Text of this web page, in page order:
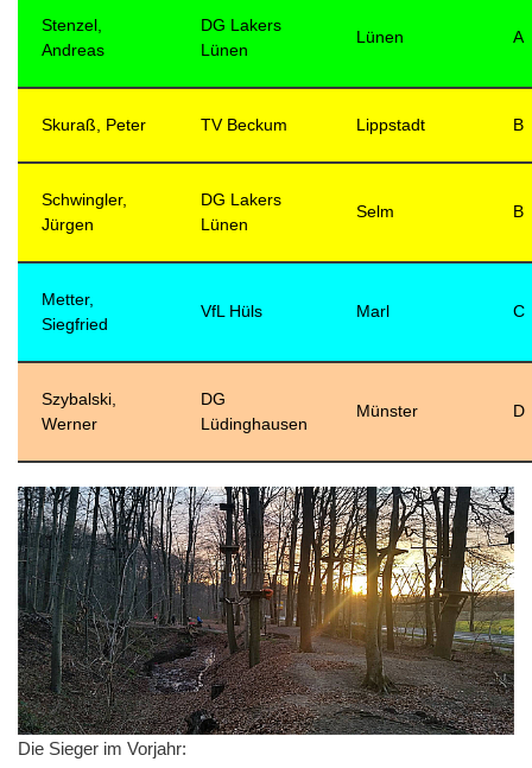
Stenzel,
Andreas
DG Lakers
Lünen
Lünen A
Skuraß, Peter TV Beckum Lippstadt B
Schwingler,
Jürgen
DG Lakers
Lünen
Selm B
Metter,
Siegfried
VfL Hüls Marl C
Szybalski,
Werner
DG
Lüdinghausen
Münster D
Die Sieger im Vorjahr: